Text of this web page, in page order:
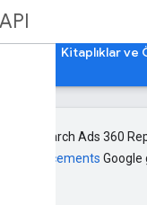
Kitaplıklar ve
Yeni Search Ads 360
announcements Google